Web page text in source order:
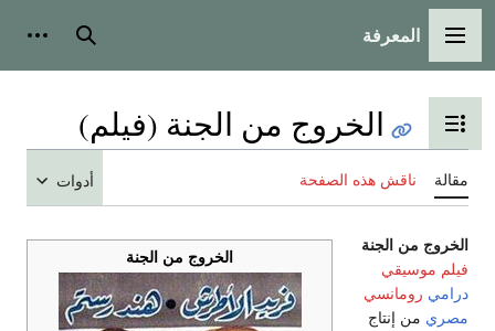
القائمة الرئيسية
المعرفة بحث
تبديل عرض جدول المحتويات
الخروج من الجنة (فيلم)
مقالة ناقش هذه الصفحة أدوات
الخروج من الجنة
الخروج من الجنة
فيلم موسيقي
درامي رومانسي
مصري من إنتاج